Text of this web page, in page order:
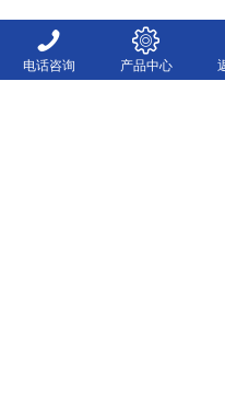
电话咨询 产品中心